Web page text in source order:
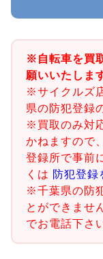
※自転車を買
願いいたしま
※サイクルズ
県の防犯登録
※買取のみ対
かねますので
登録所で事前
くは 防犯登録
※千葉県の防
とができませ
でお電話下さ